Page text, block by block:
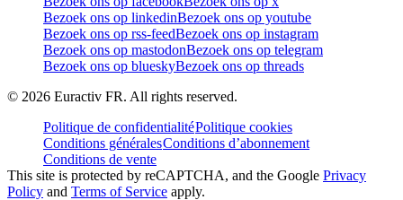
Bezoek ons op linkedinBezoek ons op youtube
Bezoek ons op rss-feedBezoek ons op instagram
Bezoek ons op mastodonBezoek ons op telegram
Bezoek ons op blueskyBezoek ons op threads
© 2026 Euractiv FR. All rights reserved.
Politique de confidentialitéPolitique cookies
Conditions généralesConditions d’abonnement
Conditions de vente
This site is protected by reCAPTCHA, and the Google Privacy
Policy and Terms of Service apply.